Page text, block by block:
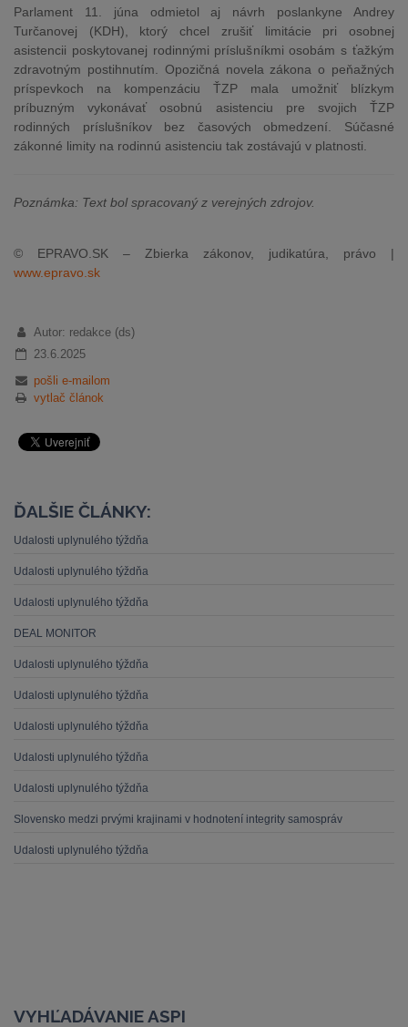
Parlament 11. júna odmietol aj návrh poslankyne Andrey
Turčanovej (KDH), ktorý chcel zrušiť limitácie pri osobnej
asistencii poskytovanej rodinnými príslušníkmi osobám s ťažkým
zdravotným postihnutím. Opozičná novela zákona o peňažných
príspevkoch na kompenzáciu ŤZP mala umožniť blízkym
príbuzným vykonávať osobnú asistenciu pre svojich ŤZP
rodinných príslušníkov bez časových obmedzení. Súčasné
zákonné limity na rodinnú asistenciu tak zostávajú v platnosti.
Poznámka: Text bol spracovaný z verejných zdrojov.
© EPRAVO.SK – Zbierka zákonov, judikatúra, právo |
www.epravo.sk
Autor: redakce (ds)
23.6.2025
pošli e-mailom
vytlač článok
ĎALŠIE ČLÁNKY:
Udalosti uplynulého týždňa
Udalosti uplynulého týždňa
Udalosti uplynulého týždňa
DEAL MONITOR
Udalosti uplynulého týždňa
Udalosti uplynulého týždňa
Udalosti uplynulého týždňa
Udalosti uplynulého týždňa
Udalosti uplynulého týždňa
Slovensko medzi prvými krajinami v hodnotení integrity samospráv
Udalosti uplynulého týždňa
VYHĽADÁVANIE ASPI